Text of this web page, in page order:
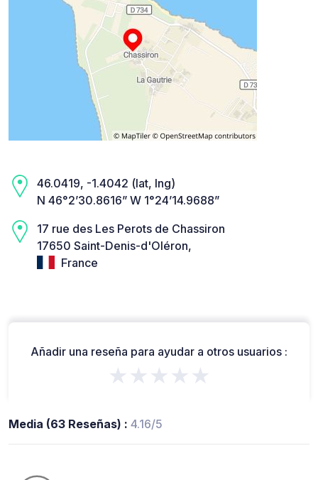
46.0419, -1.4042 (lat, lng)
N 46°2’30.8616” W 1°24’14.9688”
17 rue des Les Perots de Chassiron
17650 Saint-Denis-d'Oléron,
France
Añadir una reseña para ayudar a otros usuarios :
★★★★★
Media (63 Reseñas) : 4.16/5